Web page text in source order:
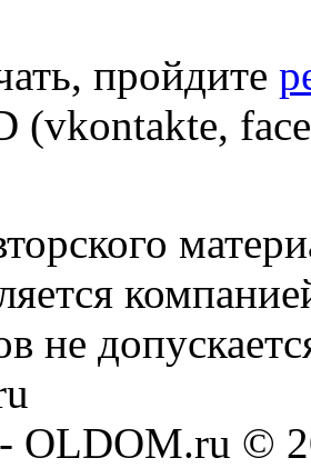
пройдите
(vkontakte,
не
OLDOM.ru ©